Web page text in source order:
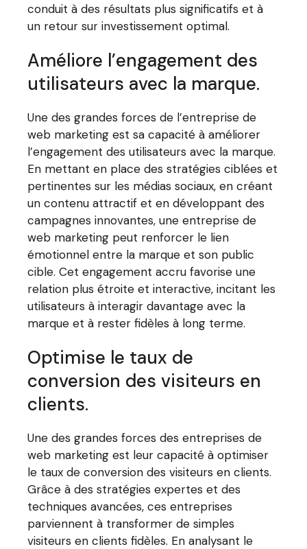
conduit à des résultats plus significatifs et à
un retour sur investissement optimal.
Améliore l’engagement des
utilisateurs avec la marque.
Une des grandes forces de l’entreprise de
web marketing est sa capacité à améliorer
l’engagement des utilisateurs avec la marque.
En mettant en place des stratégies ciblées et
pertinentes sur les médias sociaux, en créant
un contenu attractif et en développant des
campagnes innovantes, une entreprise de
web marketing peut renforcer le lien
émotionnel entre la marque et son public
cible. Cet engagement accru favorise une
relation plus étroite et interactive, incitant les
utilisateurs à interagir davantage avec la
marque et à rester fidèles à long terme.
Optimise le taux de
conversion des visiteurs en
clients.
Une des grandes forces des entreprises de
web marketing est leur capacité à optimiser
le taux de conversion des visiteurs en clients.
Grâce à des stratégies expertes et des
techniques avancées, ces entreprises
parviennent à transformer de simples
visiteurs en clients fidèles. En analysant le